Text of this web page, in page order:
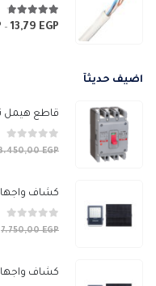
4.67 من 5
13,79 EGP
–
اضيف حديثآ
قاطع هيمل ثابت 3 بول 25
0 من 5EGP
كشاف واجهات
0 من 57.750,00EGP
كشاف واجهات